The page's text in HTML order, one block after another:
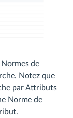
de
Notez que
par Attributs
Norme de